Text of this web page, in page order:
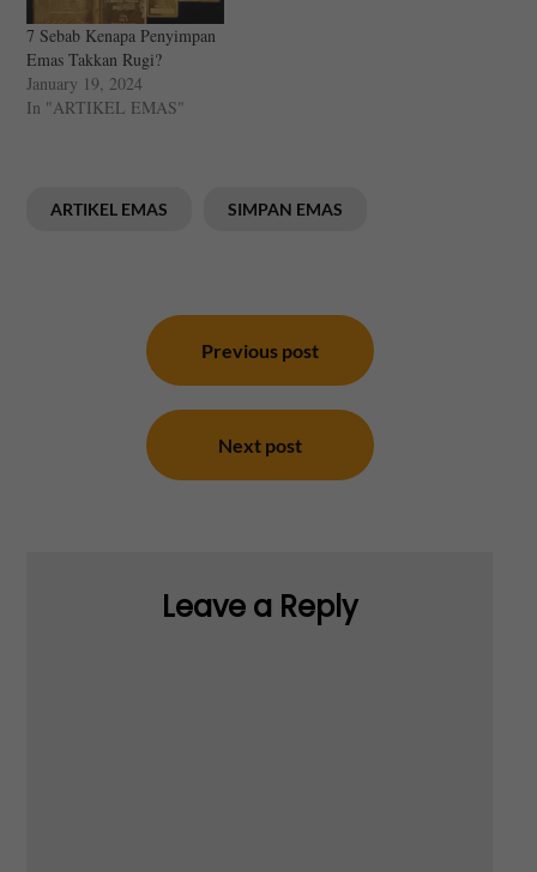
Jatuh, Itu PeluangStrategi
Konsisten Simpan
EmasKetika Dunia
Bergolak, Emas Tetap
StabilKesimpulan: Fokus…
7 Sebab Kenapa Penyimpan
Emas Takkan Rugi?
January 19, 2024
In "ARTIKEL EMAS"
ARTIKEL EMAS SIMPAN EMAS
Previous post
Next post
Leave a Reply